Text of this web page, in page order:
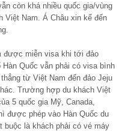
còn khá nhiều quốc gia/vùng
Việt Nam. Á Châu xin kể đến
được miễn visa khi tới đảo
Quốc vẫn phải có visa bình
từ Việt Nam đến đảo Jeju
Trường hợp du khách Việt
5 quốc gia Mỹ, Canada,
được phép vào Hàn Quốc du
buộc là khách phải có vé máy